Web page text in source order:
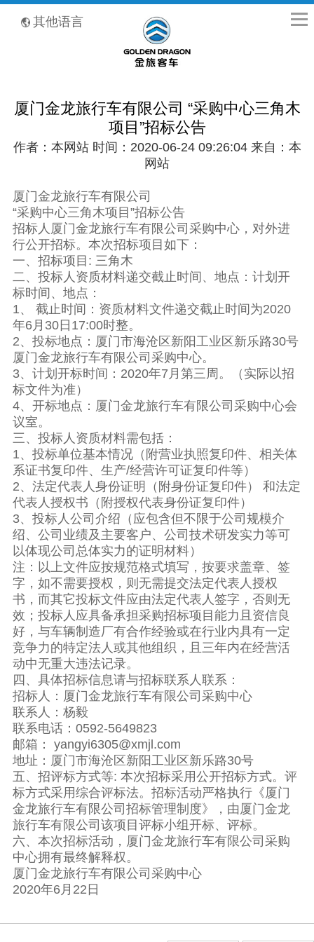
其他语言
厦门金龙旅行车有限公司 “采购中心三角木
项目”招标公告
作者：本网站 时间：2020-06-24 09:26:04 来自：本
网站
厦门金龙旅行车有限公司
“采购中心三角木项目”招标公告
招标人厦门金龙旅行车有限公司采购中心，对外进
行公开招标。本次招标项目如下：
一、招标项目: 三角木
二、投标人资质材料递交截止时间、地点：计划开
标时间、地点：
1、 截止时间：资质材料文件递交截止时间为2020
年6月30日17:00时整。
2、投标地点：厦门市海沧区新阳工业区新乐路30号
厦门金龙旅行车有限公司采购中心。
3、计划开标时间：2020年7月第三周。（实际以招
标文件为准）
4、开标地点：厦门金龙旅行车有限公司采购中心会
议室。
三、投标人资质材料需包括：
1、投标单位基本情况（附营业执照复印件、相关体
系证书复印件、生产/经营许可证复印件等）
2、法定代表人身份证明（附身份证复印件） 和法定
代表人授权书（附授权代表身份证复印件）
3、投标人公司介绍（应包含但不限于公司规模介
绍、公司业绩及主要客户、公司技术研发实力等可
以体现公司总体实力的证明材料）
注：以上文件应按规范格式填写，按要求盖章、签
字，如不需要授权，则无需提交法定代表人授权
书，而其它投标文件应由法定代表人签字，否则无
效；投标人应具备承担采购招标项目能力且资信良
好，与车辆制造厂有合作经验或在行业内具有一定
竞争力的特定法人或其他组织，且三年内在经营活
动中无重大违法记录。
四、具体招标信息请与招标联系人联系：
招标人：厦门金龙旅行车有限公司采购中心
联系人：杨毅
联系电话：0592-5649823
邮箱： yangyi6305@xmjl.com
地址：厦门市海沧区新阳工业区新乐路30号
五、招评标方式等: 本次招标采用公开招标方式。评
标方式采用综合评标法。招标活动严格执行《厦门
金龙旅行车有限公司招标管理制度》，由厦门金龙
旅行车有限公司该项目评标小组开标、评标。
六、本次招标活动，厦门金龙旅行车有限公司采购
中心拥有最终解释权。
厦门金龙旅行车有限公司采购中心
2020年6月22日